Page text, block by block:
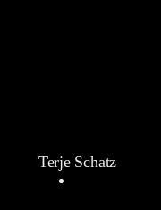
Terje Schatz